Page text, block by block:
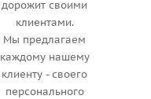
дорожит своими
клиентами.
Мы предлагаем
каждому нашему
клиенту - своего
персонального